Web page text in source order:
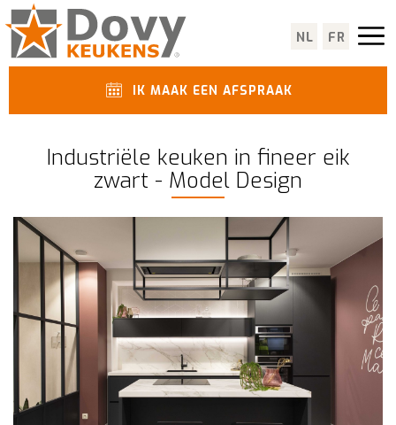
NL FR
IK MAAK EEN AFSPRAAK
Industriële keuken in fineer eik
zwart - Model Design